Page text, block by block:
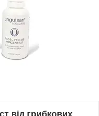
від грибкових